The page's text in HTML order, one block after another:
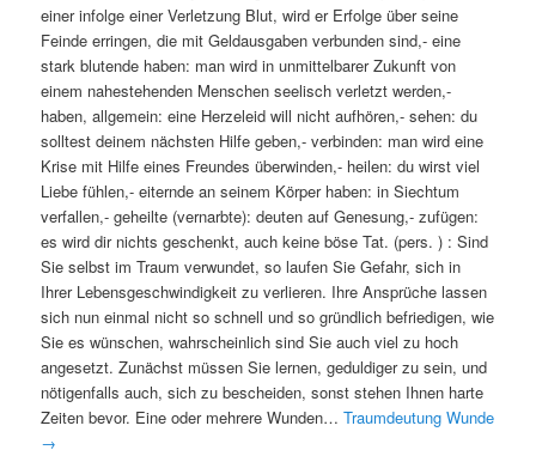
einer infolge einer Verletzung Blut, wird er Erfolge über seine
Feinde erringen, die mit Geldausgaben verbunden sind,- eine
stark blutende haben: man wird in unmittelbarer Zukunft von
einem nahestehenden Menschen seelisch verletzt werden,-
haben, allgemein: eine Herzeleid will nicht aufhören,- sehen: du
solltest deinem nächsten Hilfe geben,- verbinden: man wird eine
Krise mit Hilfe eines Freundes überwinden,- heilen: du wirst viel
Liebe fühlen,- eiternde an seinem Körper haben: in Siechtum
verfallen,- geheilte (vernarbte): deuten auf Genesung,- zufügen:
es wird dir nichts geschenkt, auch keine böse Tat. (pers. ) : Sind
Sie selbst im Traum verwundet, so laufen Sie Gefahr, sich in
Ihrer Lebensgeschwindigkeit zu verlieren. Ihre Ansprüche lassen
sich nun einmal nicht so schnell und so gründlich befriedigen, wie
Sie es wünschen, wahrscheinlich sind Sie auch viel zu hoch
angesetzt. Zunächst müssen Sie lernen, geduldiger zu sein, und
nötigenfalls auch, sich zu bescheiden, sonst stehen Ihnen harte
Zeiten bevor. Eine oder mehrere Wunden…Traumdeutung Wunde
→